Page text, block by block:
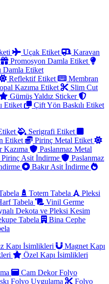
Uçak Etiket
Karavan
Promosyon Damla Etiket
Damla Etiket
Reflektif Etiket
Membran
Kazıma Etiket
Slim Cut
Gümüş Yaldız Sticker
Etiket
Çift Yön Baskılı Etiket
Serigrafi Etiket
Etiket
Pirinç Metal Etiket
Kazıma
Paslanmaz Metal
Pirinç Asit İndirme
Paslanmaz
Bakır Asit İndirme
Totem Tabela
Pleksi
Tabela
Vinil Germe
Dekota ve Pleksi Kesim
Tabela
Bina Cephe
Kapı İsimlikleri
Magnet Kapı
Özel Kapı İsimlikleri
Cam Dekor Folyo
Folyo Uygulama
Folyo